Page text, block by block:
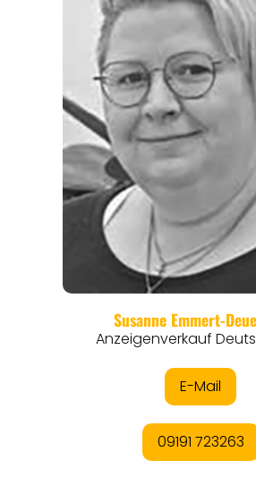
REGIONEN
EVENTS
REISEFÜHRER
REISEMAGAZINE
THEMEN